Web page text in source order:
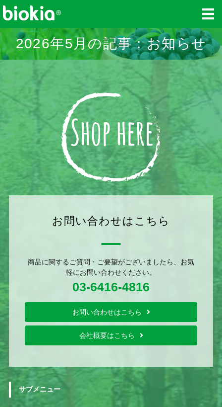
biokia-japan（ビオキアジャパ
ホーム
ショップ
お問い合わせ
2026年5月の記事：お知らせ
お問い合わせはこちら
商品に関するご質問・ご要望がございましたら、お気
軽にお問い合わせください。
03-6416-4816
お問い合わせはこちら
会社概要はこちら
サブメニュー